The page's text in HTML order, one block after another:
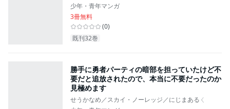
少年・青年マンガ
3冊無料
(0)
既刊32巻
勝手に勇者パーティの暗部を担っていたけど不
要だと追放されたので、本当に不要だったのか
見極めます
せうかなめ／スカイ・ノーレッジ／にじまあるく